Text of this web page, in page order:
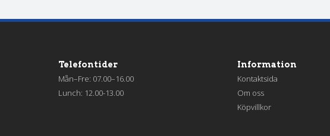
Telefontider
Mån–Fre: 07.00–16.00
Lunch: 12.00-13.00
Information
Kontaktsida
Om oss
Köpvillkor